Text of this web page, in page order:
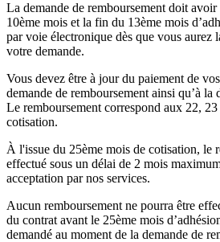
La demande de remboursement doit
10ème mois et la fin du 13ème mois
par voie électronique dès que vous aurez
votre demande.
Vous devez être à jour du paiement de
demande de remboursement ainsi qu’à la
Le remboursement correspond aux 22,
cotisation.
À l'issue du 25ème mois de cotisation, le
effectué sous un délai de 2 mois
acceptation par nos services.
Aucun remboursement ne pourra être
du contrat avant le 25ème mois
demandé au moment de la demande de